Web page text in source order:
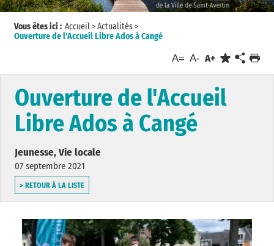
Vous êtes ici : Accueil>Actualités>
Ouverture de l'Accueil Libre Ados à Cangé
A= A- A+
Ouverture de l'Accueil
Libre Ados à Cangé
Jeunesse, Vie locale
07 septembre 2021
> RETOUR À LA LISTE